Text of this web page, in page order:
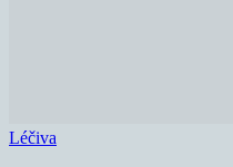
Léčiva